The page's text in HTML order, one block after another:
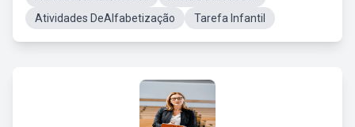
Atividades DeAlfabetização
Tarefa Infantil